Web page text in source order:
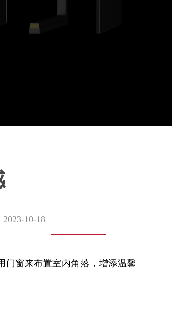
2023-10-18
门窗来布置室内角落，增添温馨